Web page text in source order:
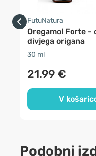
FutuNatura
Oregamol Forte -
divjega origana
30 ml
21.99 €
V
Podobni